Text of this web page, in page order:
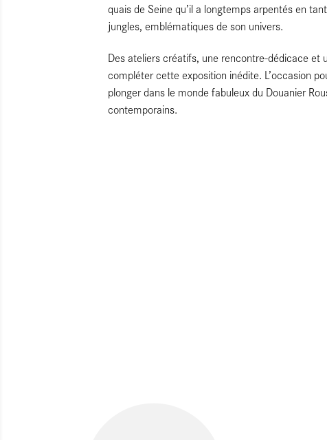
quais de Seine qu’il a longtemps arpentés en
jungles, emblématiques de son univers.
Des ateliers créatifs, une rencontre-dédicace et
compléter cette exposition inédite. L’occasion
plonger dans le monde fabuleux du Douanier
contemporains.